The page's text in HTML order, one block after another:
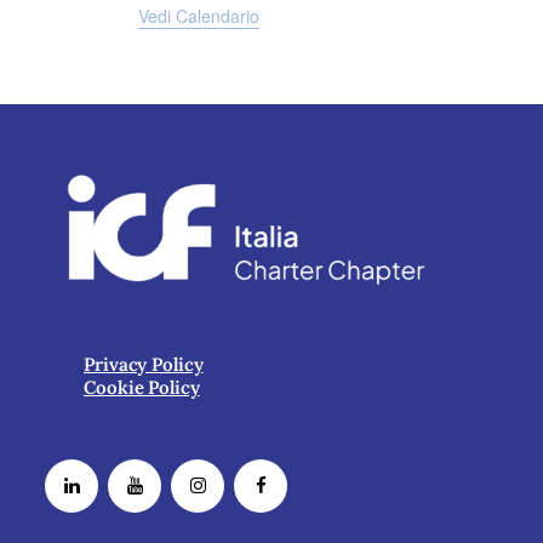
Vedi Calendario
Privacy Policy
Cookie Policy